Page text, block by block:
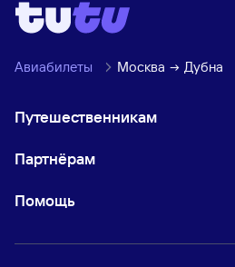
Авиабилеты Москва Дубна
Путешественникам
Партнёрам
Помощь